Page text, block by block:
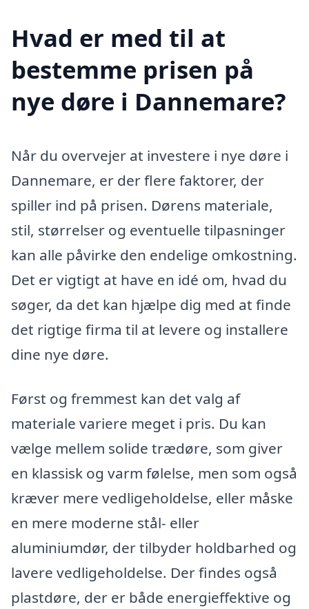
Hvad er med til at
bestemme prisen på
nye døre i Dannemare?
Når du overvejer at investere i nye døre i
Dannemare, er der flere faktorer, der
spiller ind på prisen. Dørens materiale,
stil, størrelser og eventuelle tilpasninger
kan alle påvirke den endelige omkostning.
Det er vigtigt at have en idé om, hvad du
søger, da det kan hjælpe dig med at finde
det rigtige firma til at levere og installere
dine nye døre.
Først og fremmest kan det valg af
materiale variere meget i pris. Du kan
vælge mellem solide trædøre, som giver
en klassisk og varm følelse, men som også
kræver mere vedligeholdelse, eller måske
en mere moderne stål- eller
aluminiumdør, der tilbyder holdbarhed og
lavere vedligeholdelse. Der findes også
plastdøre, der er både energieffektive og